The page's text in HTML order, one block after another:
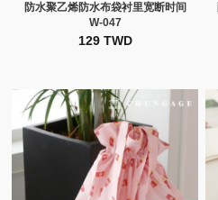
防水聚乙烯防水布袋衬里宽断时间
W-047
129 TWD